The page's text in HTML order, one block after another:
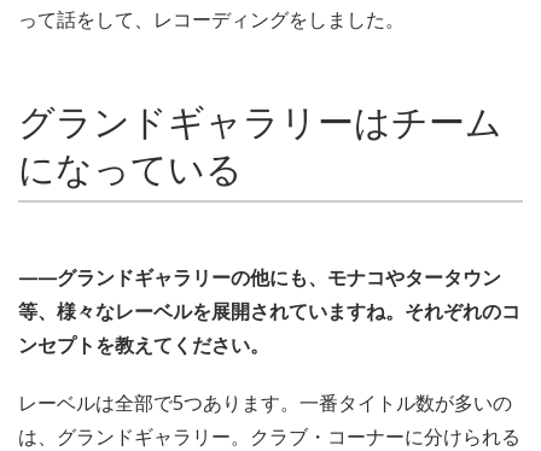
って話をして、レコーディングをしました。
グランドギャラリーはチーム
になっている
——グランドギャラリーの他にも、モナコやタータウン
等、様々なレーベルを展開されていますね。それぞれのコ
ンセプトを教えてください。
レーベルは全部で5つあります。一番タイトル数が多いの
は、グランドギャラリー。クラブ・コーナーに分けられる